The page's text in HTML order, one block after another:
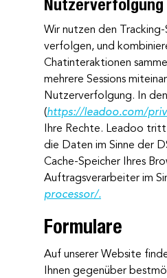
Nutzerverfolgung
Wir nutzen den
verfolgen, und
Chatinteraktionen
mehrere Sessions
Nutzerverfolgung. In
(https://leadoo.com/
Ihre Rechte. Leadoo
die Daten im Sinne der
Cache-Speicher Ihres
Auftragsverarbeiter im
processor/.
Formulare
Auf unserer Website
Ihnen gegenüber